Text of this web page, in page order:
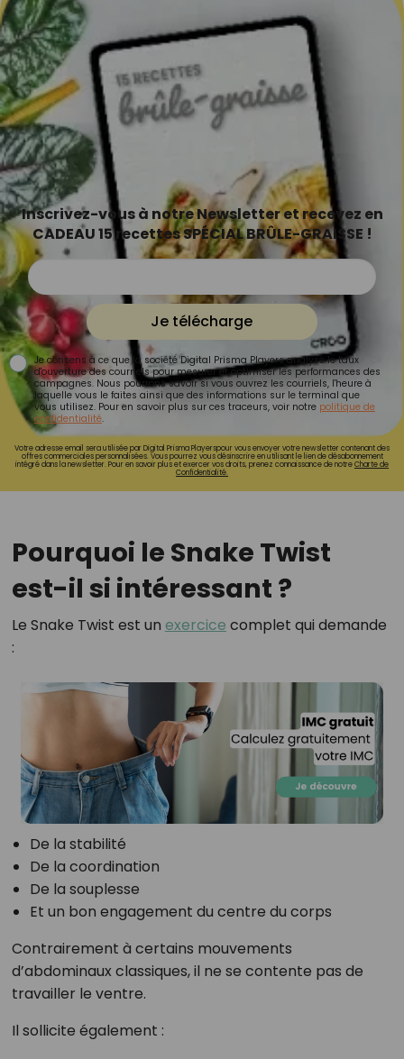
Inscrivez-vous à notre Newsletter et recevez en
CADEAU 15 recettes SPÉCIAL BRÛLE-GRAISSE !
Je télécharge
Je consens à ce que la société Digital Prisma Players analyse le taux
d'ouverture des courriels pour mesurer et optimiser les performances des
campagnes. Nous pourrons savoir si vous ouvrez les courriels, l'heure à
laquelle vous le faites ainsi que des informations sur le terminal que
vous utilisez. Pour en savoir plus sur ces traceurs, voir notre politique de
confidentialité.
Votre adresse email sera utilisée par Digital Prisma Playerspour vous envoyer votre newsletter contenant des
offres commerciales personnalisées. Vous pourrez vous désinscrire en utilisant le lien de désabonnement
intégré dans la newsletter. Pour en savoir plus et exercer vos droits, prenez connaissance de notreCharte de
Confidentialité.
Pourquoi le Snake Twist
est-il si intéressant ?
Le Snake Twist est un exercice complet qui demande
:
De la stabilité
De la coordination
De la souplesse
Et un bon engagement du centre du corps
Contrairement à certains mouvements
d’abdominaux classiques, il ne se contente pas de
travailler le ventre.
Il sollicite également :